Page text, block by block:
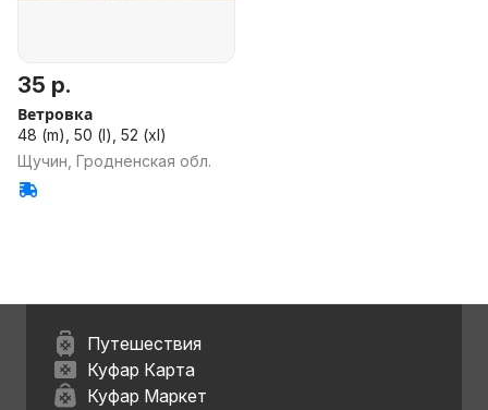
35 р.
Ветровка
48 (m), 50 (l), 52 (xl)
Щучин, Гродненская обл.
Путешествия
Куфар Карта
Куфар Маркет